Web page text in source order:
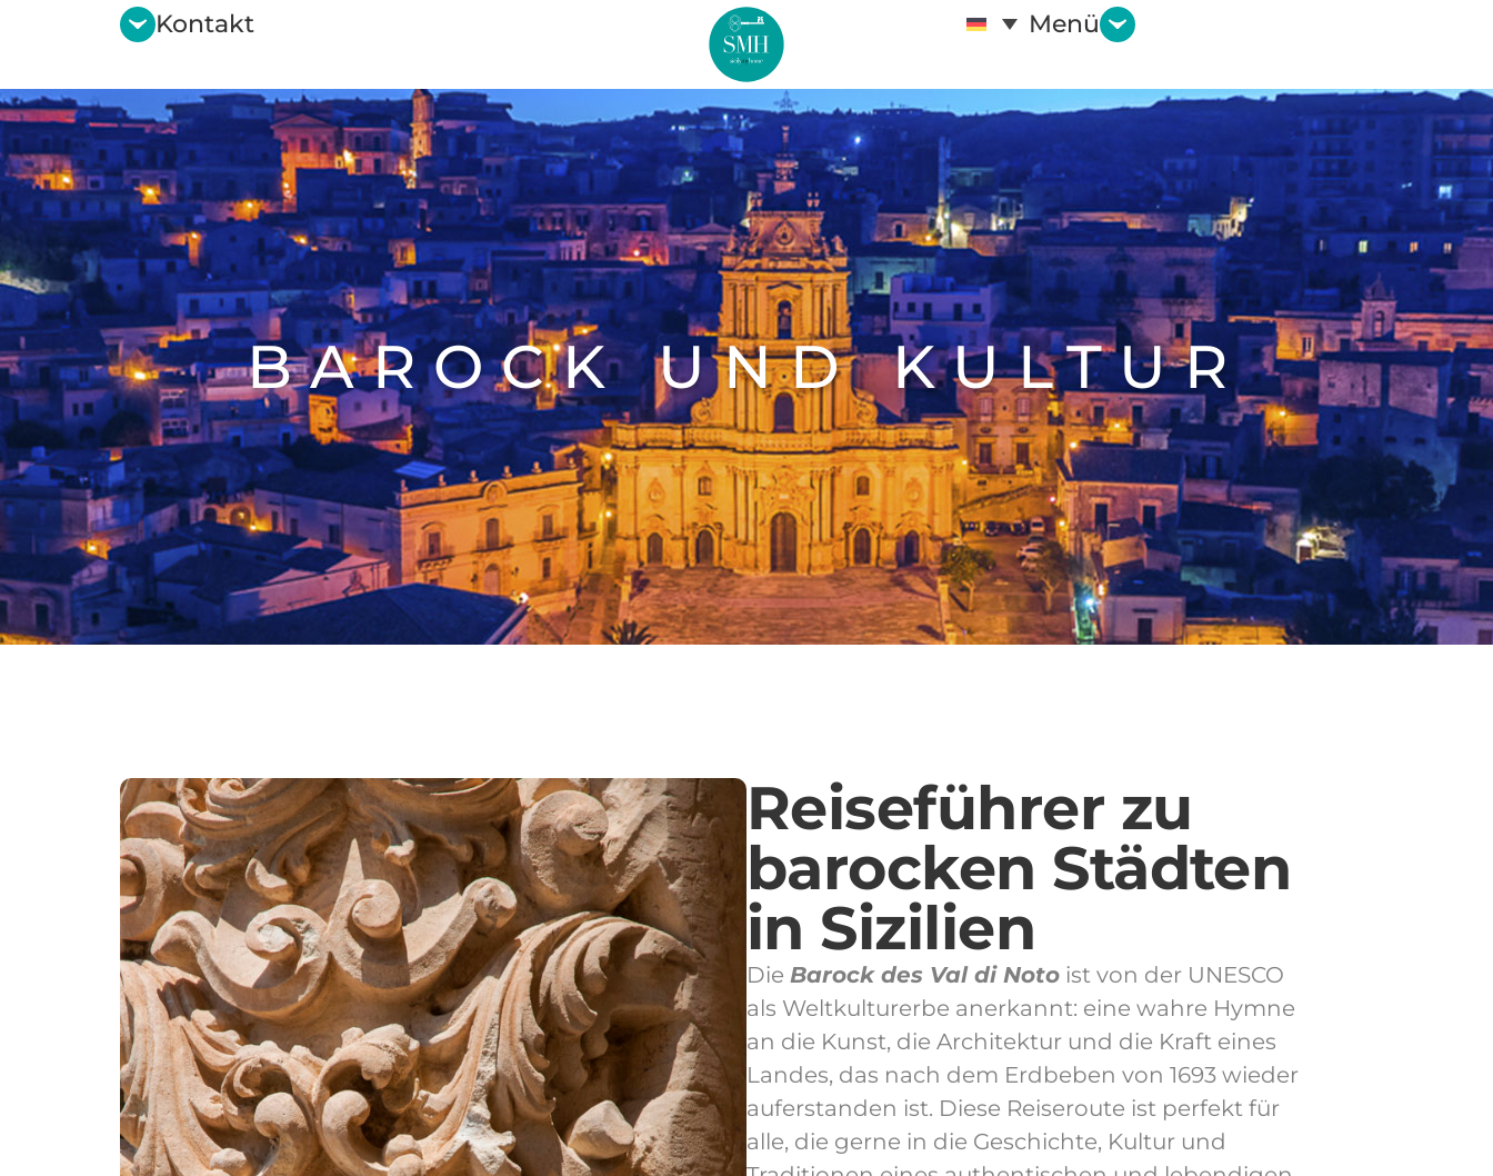
Kontakt Menü
BAROCK UND KULTUR
Reiseführer zu
barocken Städten
in Sizilien
Die Barock des Val di Notoist von der UNESCO
als Weltkulturerbe anerkannt: eine wahre Hymne
an die Kunst, die Architektur und die Kraft eines
Landes, das nach dem Erdbeben von 1693 wieder
auferstanden ist. Diese Reiseroute ist perfekt für
alle, die gerne in die Geschichte, Kultur und